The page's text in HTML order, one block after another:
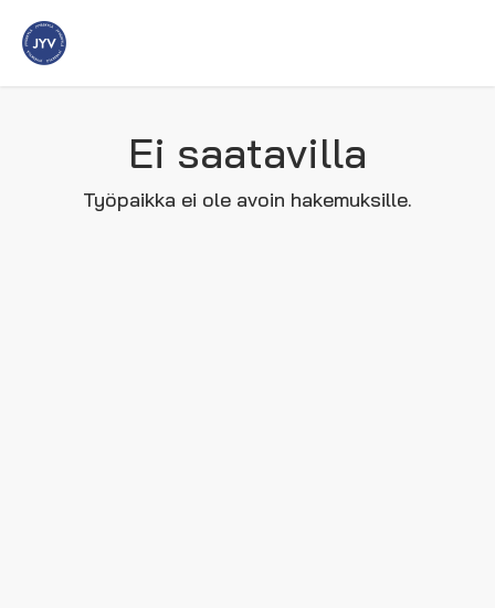
Ei saatavilla
Työpaikka ei ole avoin hakemuksille.